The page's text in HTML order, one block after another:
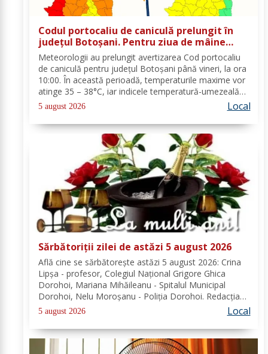
Codul portocaliu de caniculă prelungit în
județul Botoșani. Pentru ziua de mâine
sunt prognozate și furtuni
Meteorologii au prelungit avertizarea Cod portocaliu
de caniculă pentru județul Botoșani până vineri, la ora
10:00. În această perioadă, temperaturile maxime vor
atinge 35 – 38°C, iar indicele temperatură-umezeală
va depăși pragul critic de 80 de unități. Nopțile vor
rămâne tropicale, cu minime...
5 august 2026 Local
Sărbătoriții zilei de astăzi 5 august 2026
Află cine se sărbătoreşte astăzi 5 august 2026: Crina
Lipșa - profesor, Colegiul Național Grigore Ghica
Dorohoi, Mariana Mihăileanu - Spitalul Municipal
Dorohoi, Nelu Moroșanu - Poliția Dorohoi. Redacția
Dorohoi News urează tuturor La mulți ani!
Completează lista sărbătoriților din Dorohoi, la...
5 august 2026 Local